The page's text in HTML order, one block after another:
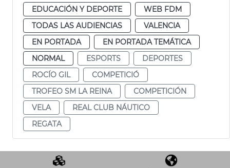
EDUCACIÓN Y DEPORTE
WEB FDM
TODAS LAS AUDIENCIAS
VALENCIA
EN PORTADA
EN PORTADA TEMÁTICA
NORMAL
ESPORTS
DEPORTES
ROCÍO GIL
COMPETICIÓ
TROFEO SM LA REINA
COMPETICIÓN
VELA
REAL CLUB NÁUTICO
REGATA